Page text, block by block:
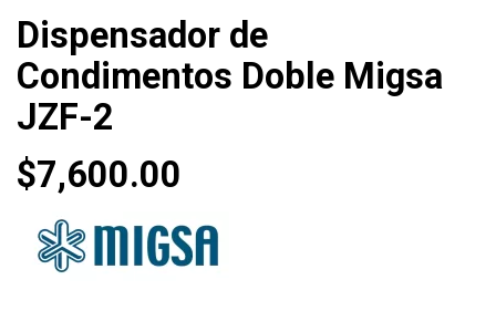
Dispensador de
Condimentos Doble Migsa
JZF-2
$7,600.00